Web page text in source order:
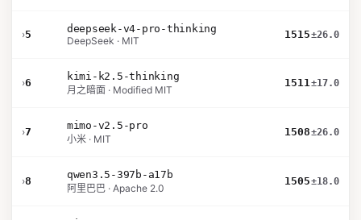
›5
deepseek-v4-pro-thinking
DeepSeek · MIT
1515±26.0
›6
kimi-k2.5-thinking
月之暗面 · Modified MIT
1511±17.0
›7
mimo-v2.5-pro
小米 · MIT
1508±26.0
›8
qwen3.5-397b-a17b
阿里巴巴 · Apache 2.0
1505±18.0